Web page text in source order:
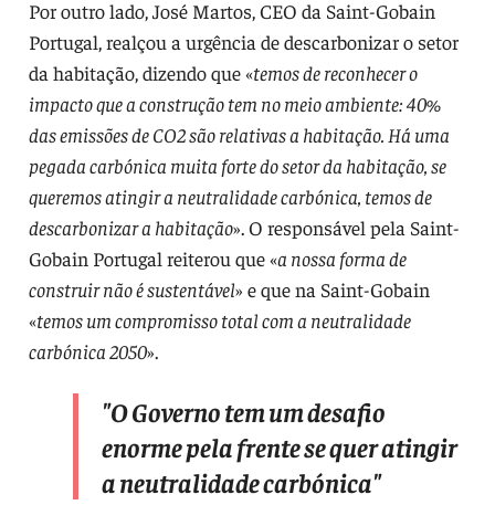
Por outro lado, José Martos, CEO da Saint-Gobain
Portugal, realçou a urgência de descarbonizar o setor
da habitação, dizendo que «temos de reconhecer o
impacto que a construção tem no meio ambiente: 40%
das emissões de CO2 são relativas a habitação. Há uma
pegada carbónica muita forte do setor da habitação, se
queremos atingir a neutralidade carbónica, temos de
descarbonizar a habitação». O responsável pela Saint-
Gobain Portugal reiterou que «a nossa forma de
construir não é sustentável» e que na Saint-Gobain
«temos um compromisso total com a neutralidade
carbónica 2050».
"O Governo tem um desafio
enorme pela frente se quer atingir
a neutralidade carbónica"